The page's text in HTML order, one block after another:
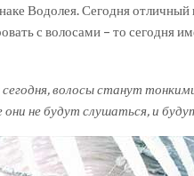
Водолея. Сегодня отличный
с волосами – то сегодня
волосы станут
не будут слушаться, и